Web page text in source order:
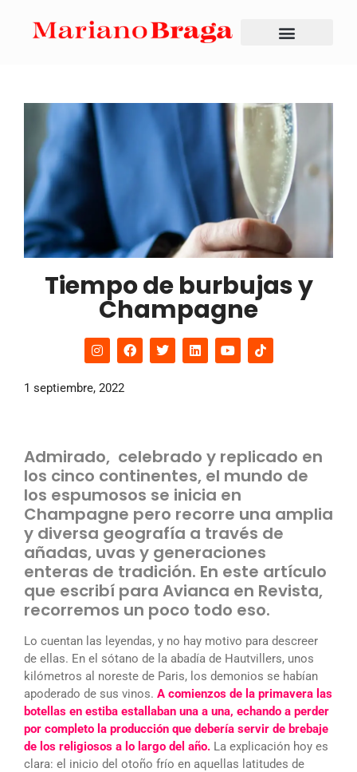
Tiempo de burbujas y
Champagne
1 septiembre, 2022
Admirado, celebrado y replicado en
los cinco continentes, el mundo de
los espumosos se inicia en
Champagne pero recorre una amplia
y diversa geografía a través de
añadas, uvas y generaciones
enteras de tradición. En este artículo
que escribí para Avianca en Revista,
recorremos un poco todo eso.
Lo cuentan las leyendas, y no hay motivo para descreer
de ellas. En el sótano de la abadía de Hautvillers, unos
kilómetros al noreste de Paris, los demonios se habían
apoderado de sus vinos. A comienzos de la primavera las
botellas en estiba estallaban una a una, echando a perder
por completo la producción que debería servir de brebaje
de los religiosos a lo largo del año. La explicación hoy es
clara: el inicio del otoño frío en aquellas latitudes de